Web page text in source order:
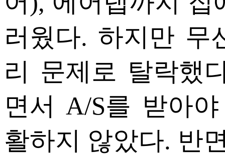
러웠다. 하지만 무
리 문제로 탈락했
면서 A/S를 받아
활하지 않았다. 반